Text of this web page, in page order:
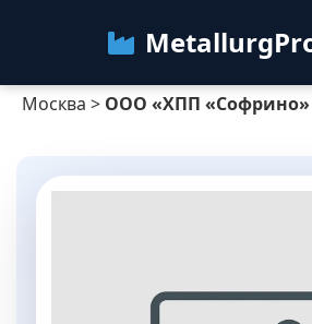
Москва
Категории
Контакты
Москва > ООО «ХПП